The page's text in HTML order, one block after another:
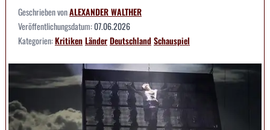
Geschrieben vonALEXANDER WALTHER
Veröffentlichungsdatum:07.06.2026
Kategorien:KritikenLänderDeutschlandSchauspiel